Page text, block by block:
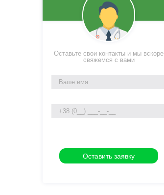
Оставьте свои контакты и мы вскоре
свяжемся с вами